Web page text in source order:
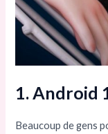
1. Android
Beaucoup de gens